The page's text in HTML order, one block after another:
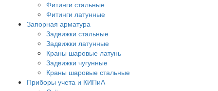
Фитинги стальные
Фитинги латунные
Запорная арматура
Задвижки стальные
Задвижки латунные
Краны шаровые латунь
Задвижки чугунные
Краны шаровые стальные
Приборы учета и КИПиА